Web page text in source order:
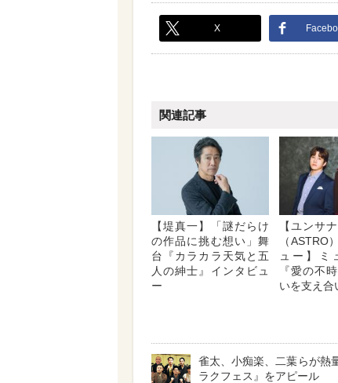
X
関連記事
【堤真一】「謎だらけ
の作品に挑む想い」舞
台『カラカラ天気と五
人の紳士』インタビュ
ー
【ユンサ
（ASTRO
ュー】ミ
『愛の不
いを支え合
雀太、小痴楽、二葉らが熱
ラクフェス』をアピール